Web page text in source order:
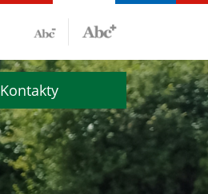
Kontakty